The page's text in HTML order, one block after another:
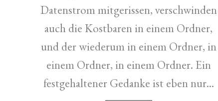
Datenstrom mitgerissen, verschwinden
auch die Kostbaren in einem Ordner,
und der wiederum in einem Ordner, in
einem Ordner, in einem Ordner. Ein
festgehaltener Gedanke ist eben nur...